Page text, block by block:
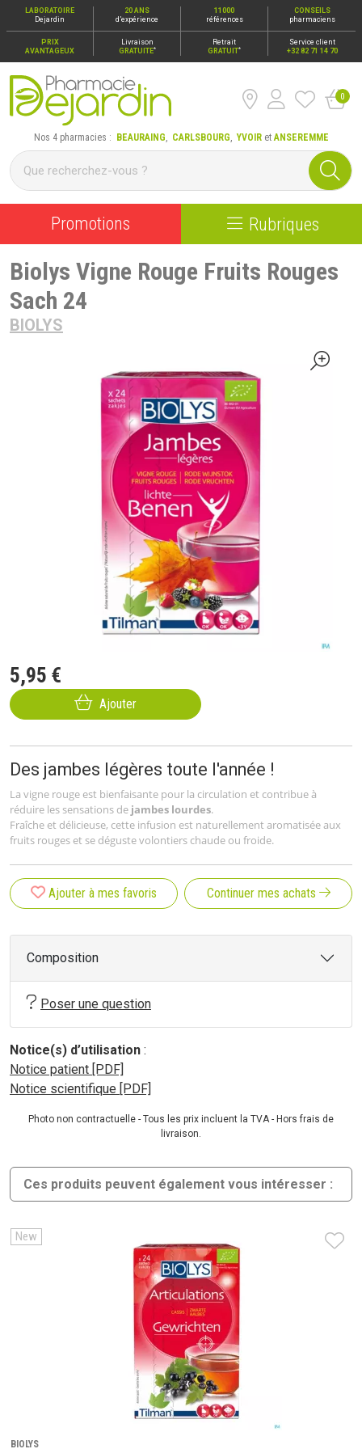
LABORATOIRE
Dejardin
20 ANS
d’expérience
11000
références
CONSEILS
pharmaciens
PRIX
AVANTAGEUX
Livraison
GRATUITE*
Retrait
GRATUIT*
Service client
+32 82 71 14 70
Pharmacie Dejardin Nos 4 pharmacies : Beauraing,
0
Nos 4 pharmacies : BEAURAING, CARLSBOURG,YVOIRetANSEREMME
Promotions Rubriques
Biolys Vigne Rouge Fruits Rouges
Sach 24
BIOLYS
5,95 €
Ajouter
Des jambes légères toute l'année !
La vigne rouge est bienfaisante pour la circulation et contribue à
réduire les sensations de jambes lourdes.
Fraîche et délicieuse, cette infusion est naturellement aromatisée aux
fruits rouges et se déguste volontiers chaude ou froide.
Ajouter à mes favoris Continuer mes achats
Composition
Poser une question
Notice(s) d’utilisation :
Notice patient [PDF]
Notice scientifique [PDF]
Photo non contractuelle - Tous les prix incluent la TVA - Hors frais de
livraison.
Ces produits peuvent également vous intéresser :
New
BIOLYS